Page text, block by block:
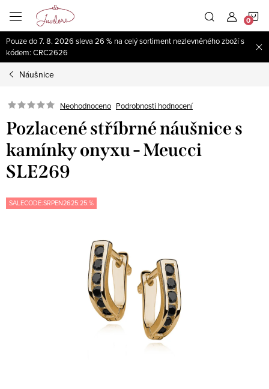
obsah
Pouze do 7. 8. 2026 sleva 26 % na celý sortiment nezlevněného zboží s
kódem: CRC2626
Náušnice
Neohodnoceno Podrobnosti hodnocení
Pozlacené stříbrné náušnice s
kamínky onyxu - Meucci
SLE269
SALECODE:SRPEN2625:25:%